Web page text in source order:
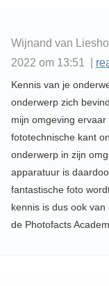
Wijnand van
2022 om 13:51 |
Kennis van je
onderwerp zich
mijn omgeving
fototechnische kant
onderwerp in zijn
apparatuur is
fantastische foto
kennis is dus ook
de Photofacts